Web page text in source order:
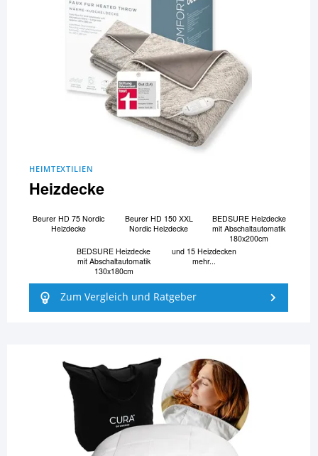
HEIMTEXTILIEN
Heizdecke
Beurer HD 75 Nordic
Heizdecke
Beurer HD 150 XXL
Nordic Heizdecke
BEDSURE Heizdecke
mit Abschaltautomatik
180x200cm
BEDSURE Heizdecke
mit Abschaltautomatik
130x180cm
und 15 Heizdecken
mehr...
Zum Vergleich und Ratgeber